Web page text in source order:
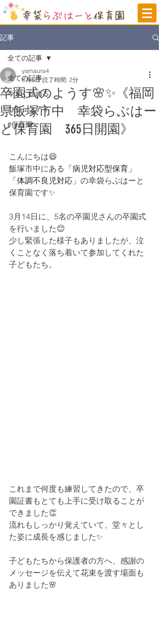
記事
全ての記事
今すぐ始める
コミュニティ
#保育園
全ての記事
卒園式のようす🌸✨《福岡
県飯塚市中 幸袋らぶはー
と保育園 365日開園》
yamaura4
5月8日 読了時間: 2分
こんにちは😄
飯塚市中にある 「病児対応型保育」
「体調不良児対応」 の幸袋らぶはーと
保育園です✨
3月14日に、5名の卒園児さんの卒園式
を行いました😊
少し緊張した様子もありましたが、泣
くことなく落ち着いて参加してくれた
子どもたち。
これまで何度も練習してきたので、卒
園証書もとても上手に受け取ることが
できました👏
流れもしっかり覚えていて、堂々とし
た姿に成長を感じました✨
子どもたちから保護者の方へ、感謝の
メッセージを伝えて花束を渡す場面も
ありました🌸